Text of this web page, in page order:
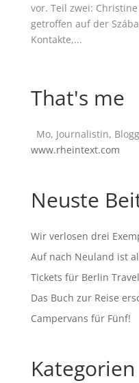
vor. Teil zwei:
getroffen auf der
Kontakte,...
That's me
Mo, Journalistin,
www.rheintext.com
Neuste
Wir verlosen drei
Auf nach Neuland ist
Tickets für Berlin
Das Buch zur Reise
Campervans für Fünf!
Kategorien